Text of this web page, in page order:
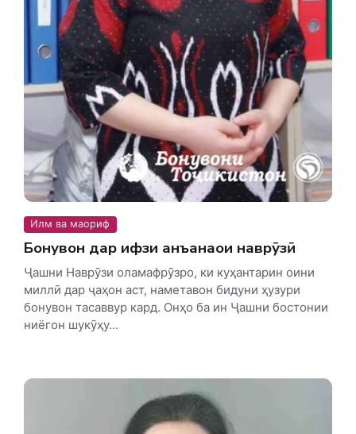
Илм ва маориф
Бонувон дар ҳифзи анъанаҳои наврӯзӣ
Ҷашни Наврӯзи оламафрӯзро, ки куҳантарин оини
миллӣ дар ҷаҳон аст, наметавон бидуни ҳузури
бонувон тасаввур кард. Онҳо ба ин Ҷашни бостонии
ниёгон шукӯҳу...